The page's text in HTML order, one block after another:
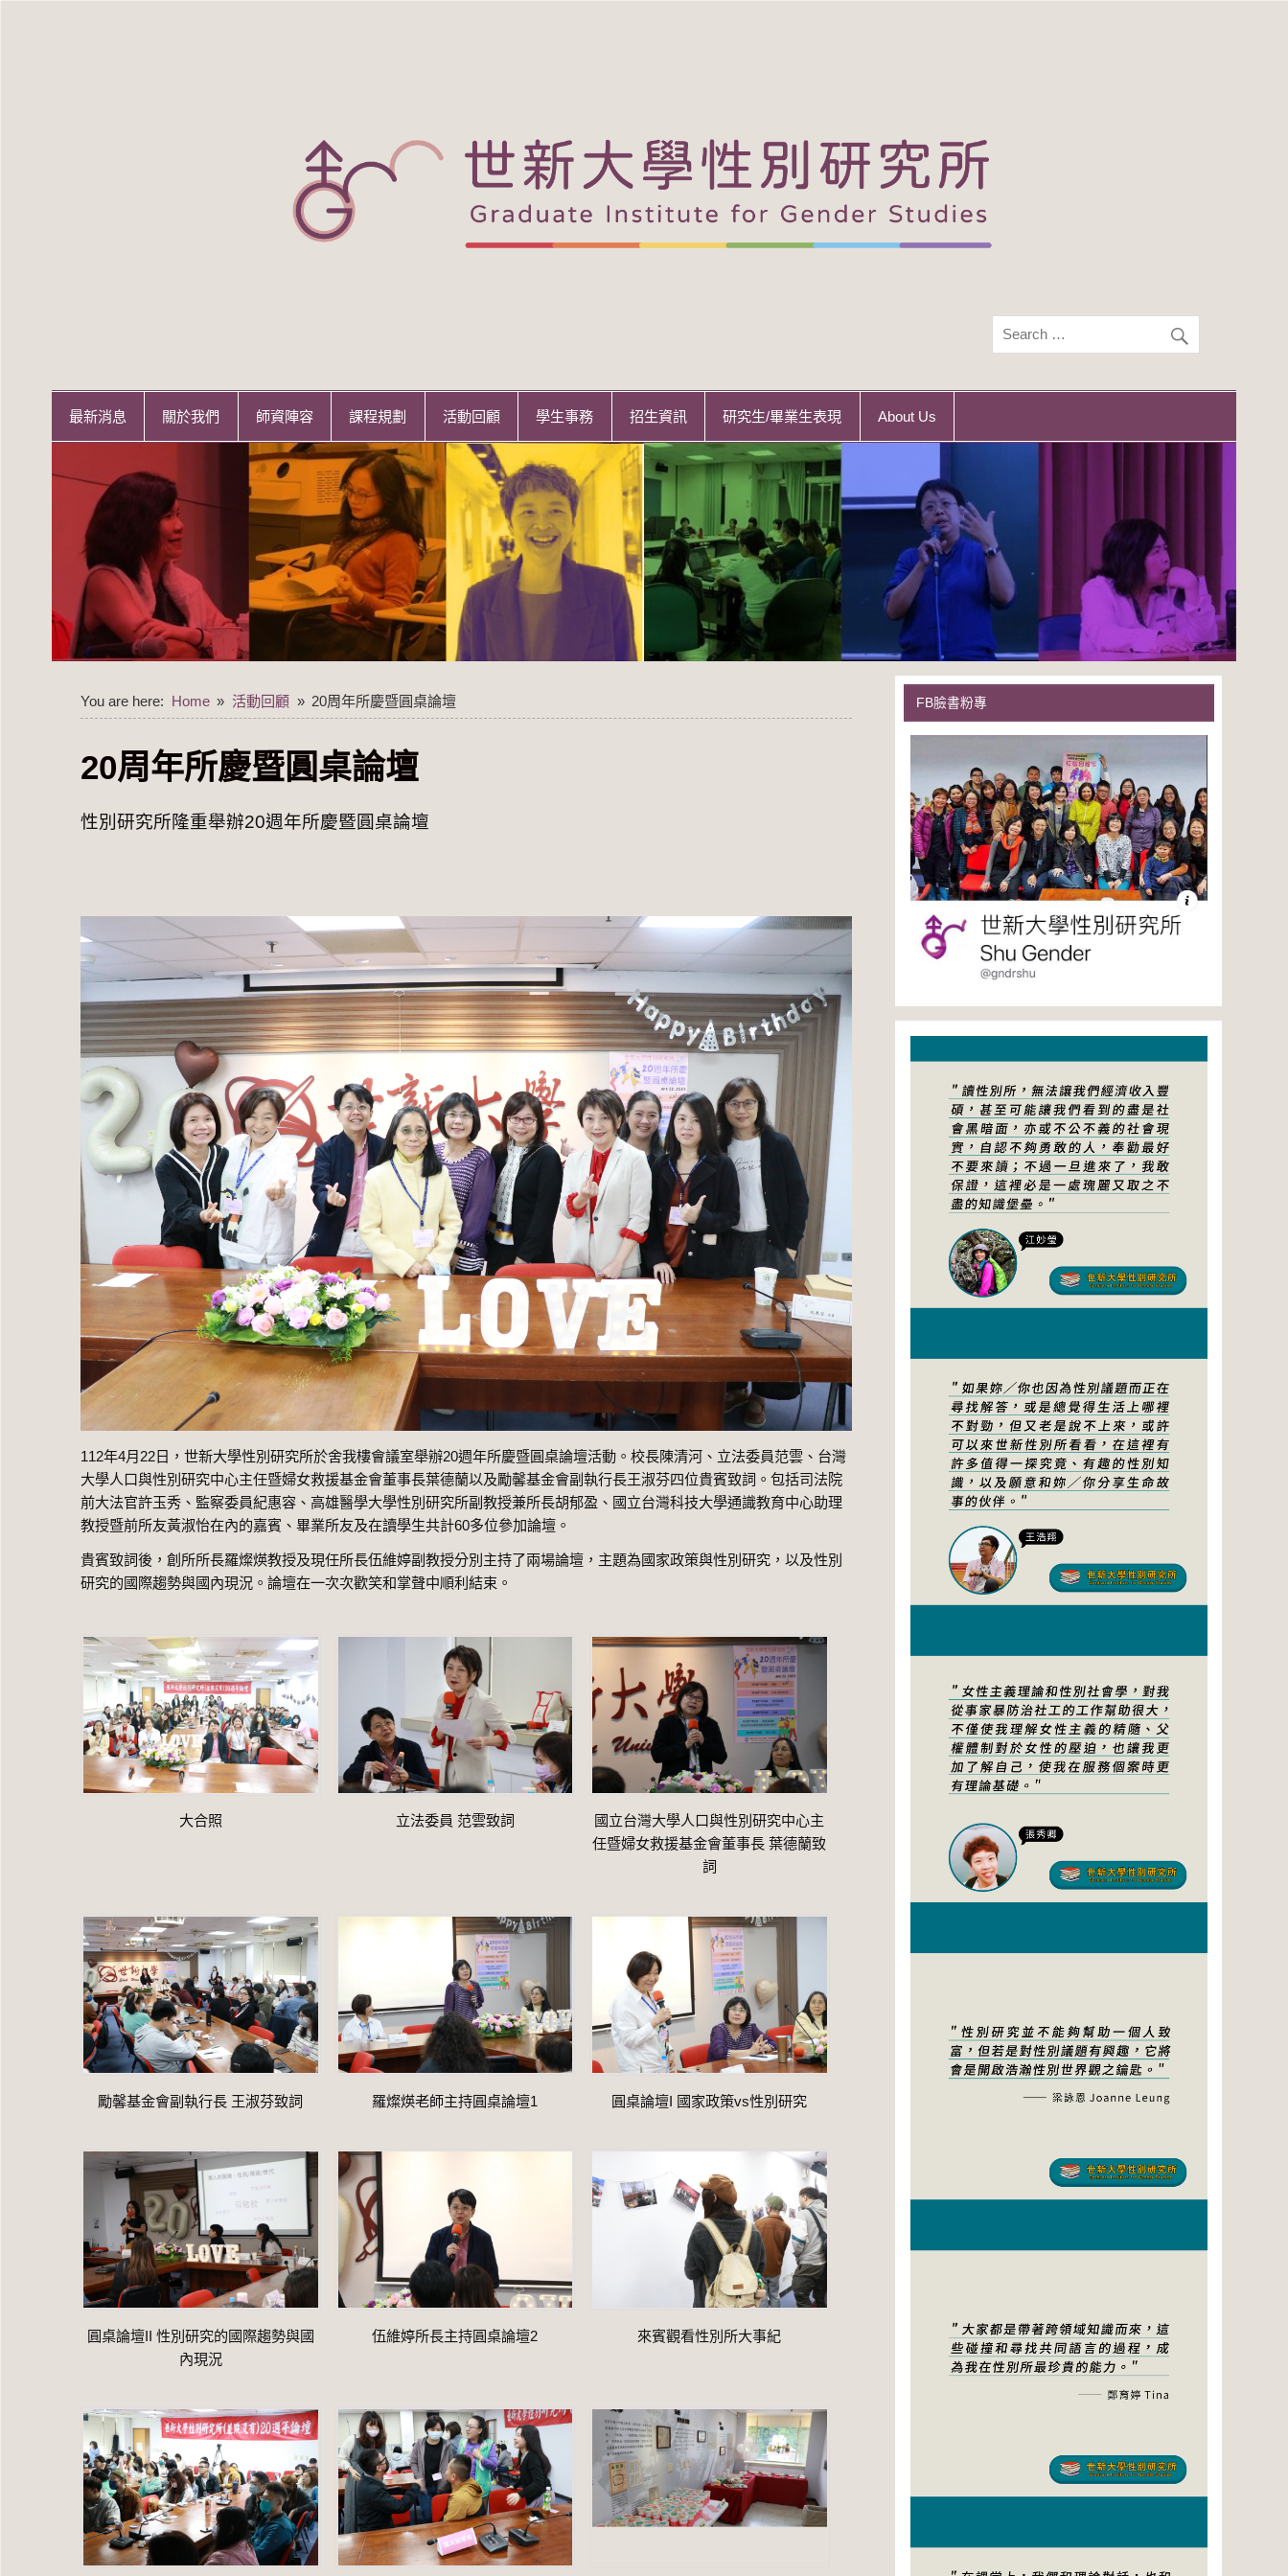
最新消息 關於我們 師資陣容 課程規劃 活動回顧 學生事務 招生資訊 研究生/畢業生表現 About Us
You are here: Home 活動回顧 20周年所慶暨圓桌論壇
20周年所慶暨圓桌論壇
性別研究所隆重舉辦20週年所慶暨圓桌論壇
112年4月22日，世新大學性別研究所於舍我樓會議室舉辦20週年所慶暨圓桌論壇活動。校長陳清河、立法委員范雲、台灣
大學人口與性別研究中心主任暨婦女救援基金會董事長葉德蘭以及勵馨基金會副執行長王淑芬四位貴賓致詞。包括司法院
前大法官許玉秀、監察委員紀惠容、高雄醫學大學性別研究所副教授兼所長胡郁盈、國立台灣科技大學通識教育中心助理
教授暨前所友黃淑怡在內的嘉賓、畢業所友及在讀學生共計60多位參加論壇。
貴賓致詞後，創所所長羅燦煐教授及現任所長伍維婷副教授分別主持了兩場論壇，主題為國家政策與性別研究，以及性別
研究的國際趨勢與國內現況。論壇在一次次歡笑和掌聲中順利結束。
大合照 立法委員 范雲致詞
國立台灣大學人口與性別研究中心主
任暨婦女救援基金會董事長 葉德蘭致
詞
勵馨基金會副執行長 王淑芬致詞 羅燦煐老師主持圓桌論壇1 圓桌論壇I 國家政策vs性別研究
圓桌論壇II 性別研究的國際趨勢與國
內現況
伍維婷所長主持圓桌論壇2 來賓觀看性別所大事紀
FB臉書粉專